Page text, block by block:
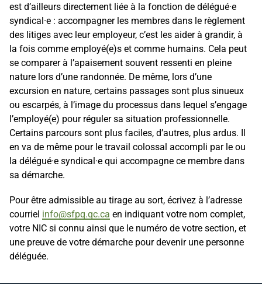
est d’ailleurs directement liée à la fonction de délégué·e
syndical·e : accompagner les membres dans le règlement
des litiges avec leur employeur, c’est les aider à grandir, à
la fois comme employé(e)s et comme humains. Cela peut
se comparer à l’apaisement souvent ressenti en pleine
nature lors d’une randonnée. De même, lors d’une
excursion en nature, certains passages sont plus sinueux
ou escarpés, à l’image du processus dans lequel s’engage
l’employé(e) pour réguler sa situation professionnelle.
Certains parcours sont plus faciles, d’autres, plus ardus. Il
en va de même pour le travail colossal accompli par le ou
la délégué·e syndical·e qui accompagne ce membre dans
sa démarche.
Pour être admissible au tirage au sort, écrivez à l’adresse
courriel info@sfpq.qc.ca en indiquant votre nom complet,
votre NIC si connu ainsi que le numéro de votre section, et
une preuve de votre démarche pour devenir une personne
déléguée.